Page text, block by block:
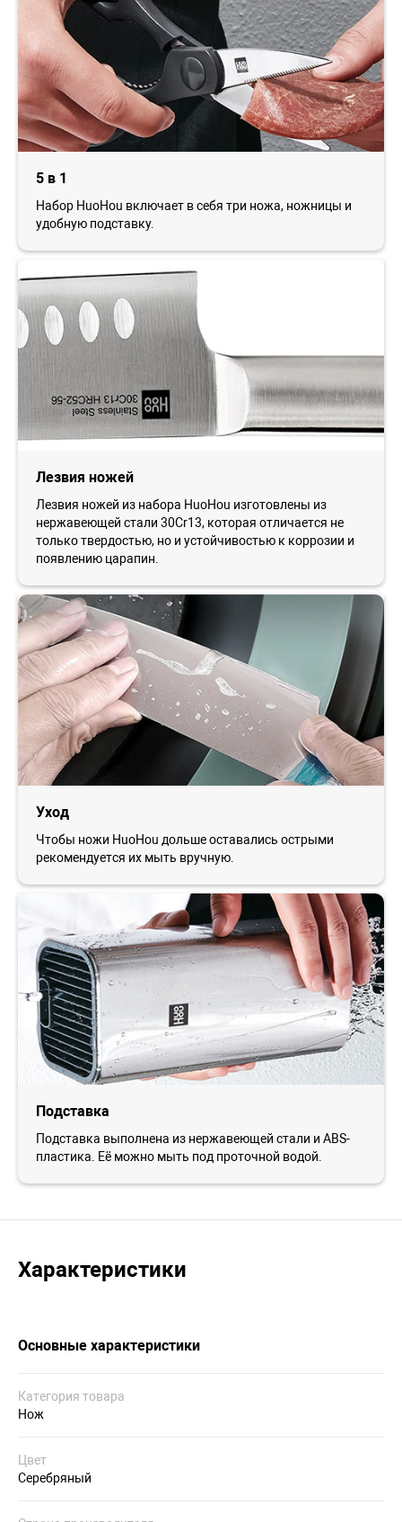
5 в 1
Набор HuoHou включает в себя три ножа, ножницы и
удобную подставку.
Лезвия ножей
Лезвия ножей из набора HuoHou изготовлены из
нержавеющей стали 30Cr13, которая отличается не
только твердостью, но и устойчивостью к коррозии и
появлению царапин.
Уход
Чтобы ножи HuoHou дольше оставались острыми
рекомендуется их мыть вручную.
Подставка
Подставка выполнена из нержавеющей стали и ABS-
пластика. Её можно мыть под проточной водой.
Характеристики
Основные характеристики
Категория товара
Нож
Цвет
Серебряный